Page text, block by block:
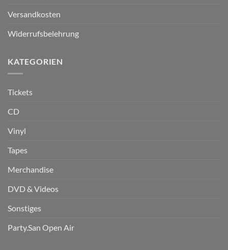
Versandkosten
Widerrufsbelehrung
KATEGORIEN
Tickets
CD
Vinyl
Tapes
Merchandise
DVD & Videos
Sonstiges
Party.San Open Air